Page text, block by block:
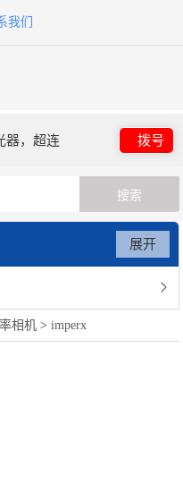
我们
器，超连 拨号
展开
相机 >imperx